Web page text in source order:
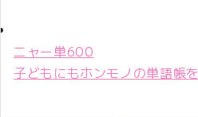
ニャー単600
子どもにもホンモノの単語帳を